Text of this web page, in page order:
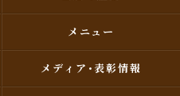
メニュー
メディア･表彰情報